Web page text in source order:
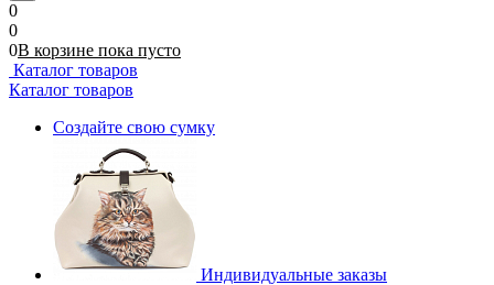
0
0
0В корзине пока пусто
Каталог товаров
Каталог товаров
Создайте свою сумку
Индивидуальные заказы